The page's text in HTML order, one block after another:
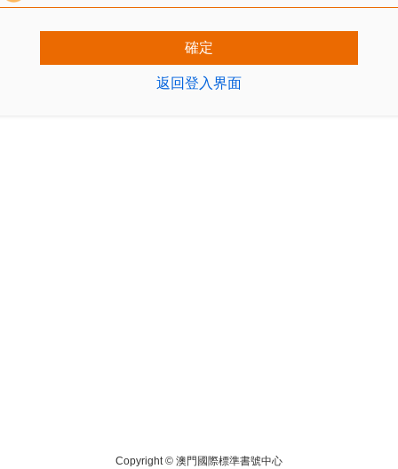
確定
返回登入界面
Copyright © 澳門國際標準書號中心